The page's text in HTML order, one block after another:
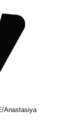
Anastasiya